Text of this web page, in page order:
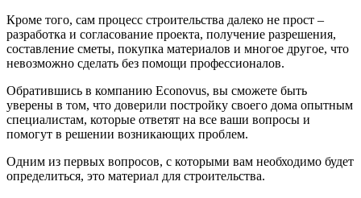
Кроме того, сам процесс строительства далеко не прост –
разработка и согласование проекта, получение разрешения,
составление сметы, покупка материалов и многое другое, что
невозможно сделать без помощи профессионалов.
Обратившись в компанию Econovus, вы сможете быть
уверены в том, что доверили постройку своего дома опытным
специалистам, которые ответят на все ваши вопросы и
помогут в решении возникающих проблем.
Одним из первых вопросов, с которыми вам необходимо будет
определиться, это материал для строительства.